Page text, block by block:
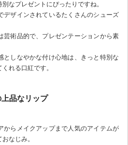
なプレゼントにぴったりですね。
デザインされているたくさんのシューズ
芸術品的で、プレゼンテーションから素
としなやかな付け心地は、きっと特別な
れる口紅です。
品なリップ
からメイクアップまで人気のアイテムが
なじみ。